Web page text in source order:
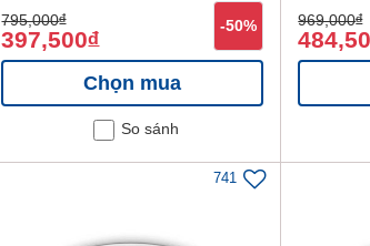
795,000đ
397,500đ
-50%
Chọn mua
So sánh
969,000đ
741